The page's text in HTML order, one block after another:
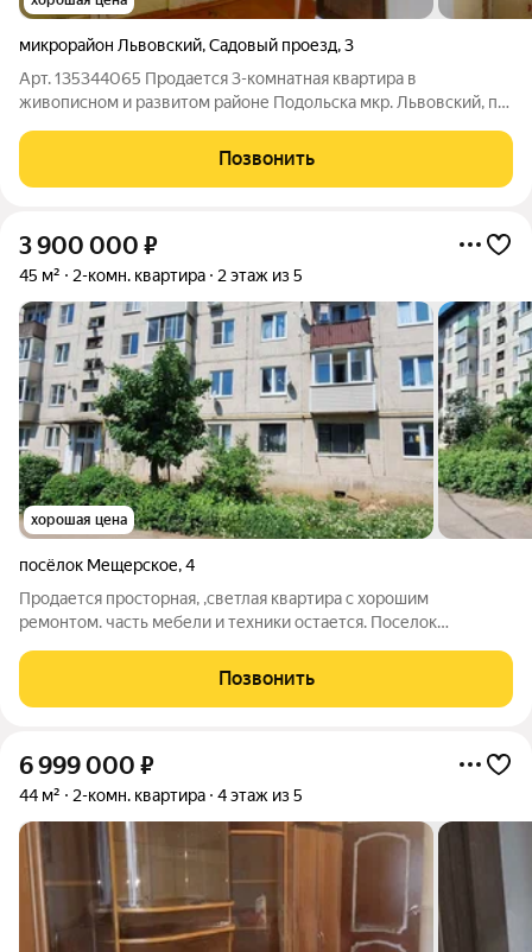
микрорайон Львовский,Садовый проезд,3
Арт. 135344065 Продается 3-комнатная квартира в
живописном и развитом районе Подольска мкр. Львовский, по
Идеальный холст для ваших идей: Квартира под капитальный
ремонт, что открывает безграничные
Позвонить
3 900 000 ₽
45 м² 2-комн. квартира 2 этаж из 5
хорошая цена
посёлок Мещерское,4
Продается просторная, ,светлая квартира с хорошим
ремонтом. часть мебели и техники остается. Поселок
инфраструктура в шаговой доступности: школа ,детский сад,
фельдшерский пункт, ,библлиотека, сбербанк.
Позвонить
6 999 000 ₽
44 м² 2-комн. квартира 4 этаж из 5